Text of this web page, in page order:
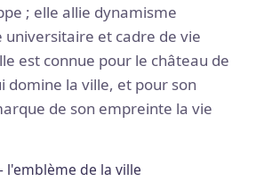
; elle allie dynamisme
universitaire et cadre de vie
est connue pour le château de
domine la ville, et pour son
de son empreinte la vie
l'emblème de la ville